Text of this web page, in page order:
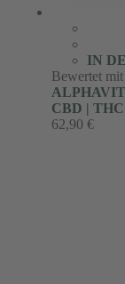
IN
Bewertet mit
CBD |
62,90 €